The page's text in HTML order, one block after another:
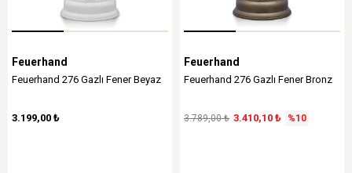
Feuerhand
Feuerhand 276 Gazlı Fener Beyaz
3.199,00 ₺
Feuerhand
Feuerhand 276 Gazlı Fener Bronz
3.410,10 ₺
3.789,00 ₺ %10